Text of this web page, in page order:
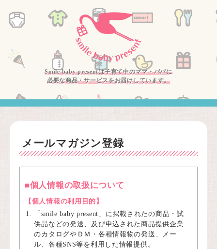
Smile baby presentは子育て中のママ・パパに
必要な商品・サービスをお届けしています。
メールマガジン登録
■個人情報の取扱について
【個人情報の利用目的】
「smile baby present」に掲載されたの商品・試
供品などの発送、及び申込された商品提供企業
のカタログやＤＭ・各種情報物の発送、メー
ル、各種SNS等を利用した情報提供。